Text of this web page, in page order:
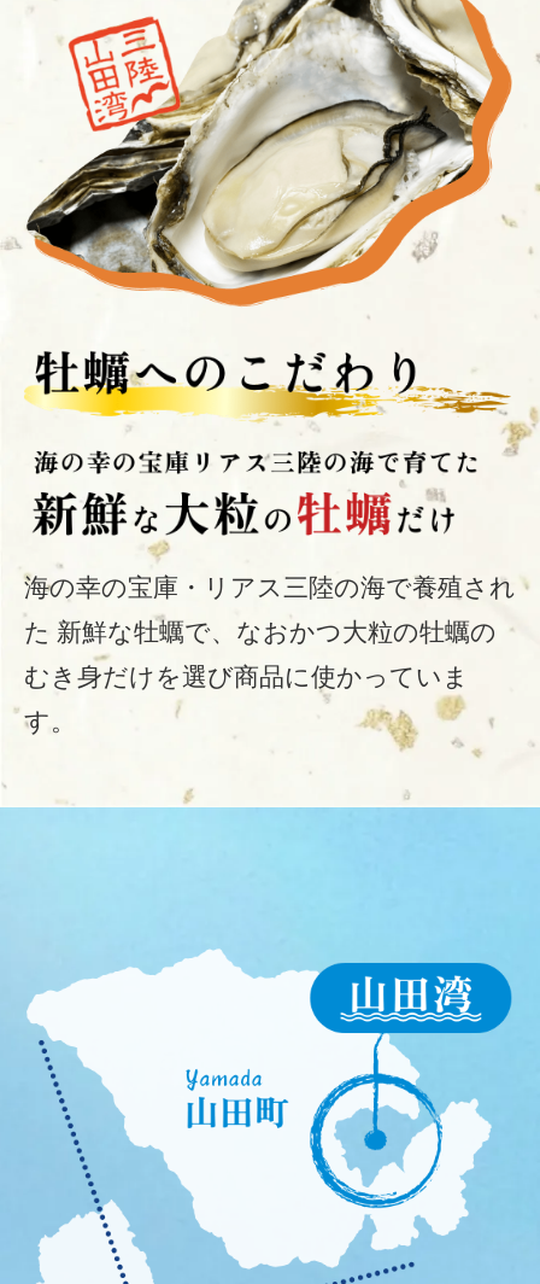
海の幸の宝庫・リアス三陸の海で養殖され
た 新鮮な牡蠣で、なおかつ大粒の牡蠣の
むき身だけを選び商品に使かっていま
す。